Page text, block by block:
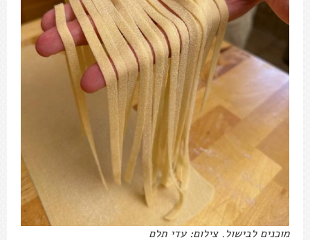
מוכנים לבישול. צילום: עדי תלם